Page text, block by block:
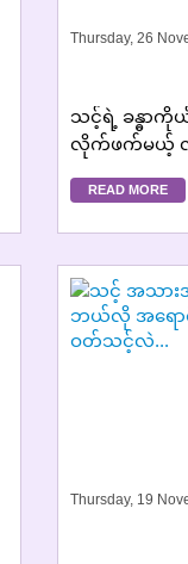
Thursday, 26
သင့်ရဲ့ ခန္ဓာကို
လိုက်ဖက်မယ့်
ဘယ်လိုရွေးချ
READ MORE
Thursday, 19